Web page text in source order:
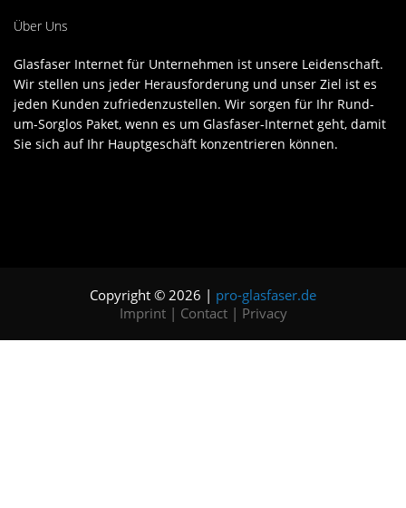
Über Uns
Glasfaser Internet für Unternehmen ist unsere Leidenschaft.
Wir stellen uns jeder Herausforderung und unser Ziel ist es
jeden Kunden zufriedenzustellen. Wir sorgen für Ihr Rund-
um-Sorglos Paket, wenn es um Glasfaser-Internet geht, damit
Sie sich auf Ihr Hauptgeschäft konzentrieren können.
Copyright © 2026 | pro-glasfaser.de
Imprint| Contact| Privacy